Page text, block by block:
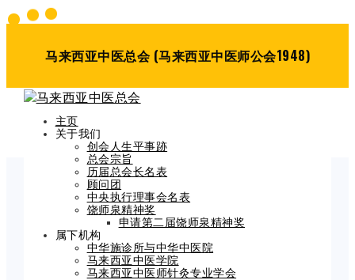
马来西亚中医总会 (马来西亚中医师公会1948)
主页
关于我们
创会人生平事跡
总会宗旨
历届总会长名表
顾问团
中央执行理事会名表
饶师泉精神奖
申请第二届饶师泉精神奖
属下机构
中华施诊所与中华中医院
马来西亚中医学院
马来西亚中医师针灸专业学会
Blog Post
Home
卫生部- 新冠肺炎预防与治疗声明